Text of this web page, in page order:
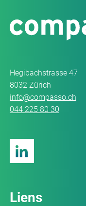
Hegibachstrasse 47
8032 Zürich
info@compasso.ch
044 225 80 30
Liens